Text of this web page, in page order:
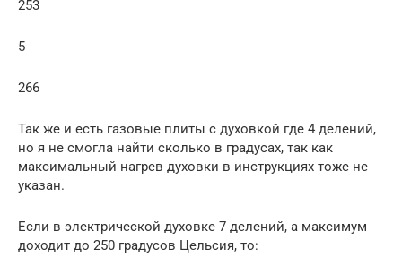
253
5
266
Так же и есть газовые плиты с духовкой где 4 делений,
но я не смогла найти сколько в градусах, так как
максимальный нагрев духовки в инструкциях тоже не
указан.
Если в электрической духовке 7 делений, а максимум
доходит до 250 градусов Цельсия, то: